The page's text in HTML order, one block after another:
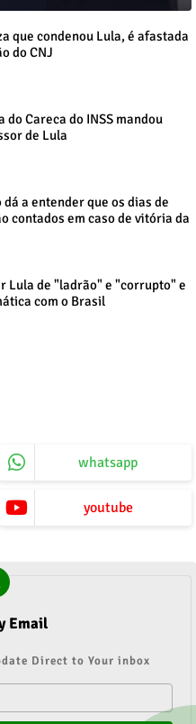
que condenou Lula, é afastada
do CNJ
do Careca do INSS mandou
de Lula
a entender que os dias de
contados em caso de vitória da
Lula de "ladrão" e "corrupto" e
com o Brasil
whatsapp
youtube
Email
Direct to Your inbox